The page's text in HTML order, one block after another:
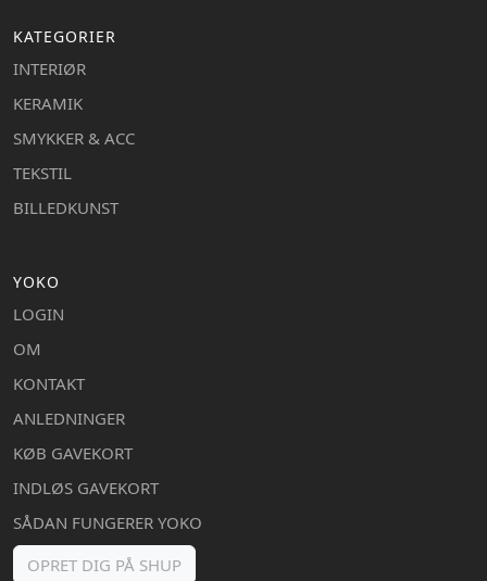
KATEGORIER
INTERIØR
KERAMIK
SMYKKER & ACC
TEKSTIL
BILLEDKUNST
YOKO
LOGIN
OM
KONTAKT
ANLEDNINGER
KØB GAVEKORT
INDLØS GAVEKORT
SÅDAN FUNGERER YOKO
OPRET DIG PÅ SHUP